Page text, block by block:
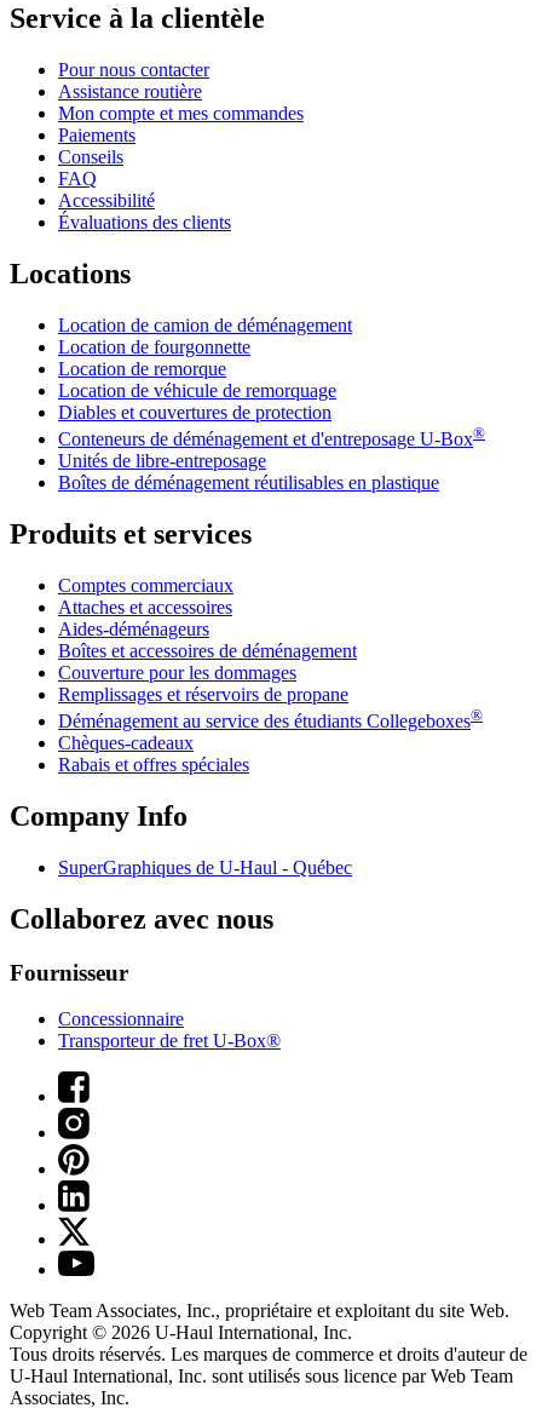
Service à la clientèle
Pour nous contacter
Assistance routière
Mon compte et mes commandes
Paiements
Conseils
FAQ
Accessibilité
Évaluations des clients
Locations
Location de camion de déménagement
Location de fourgonnette
Location de remorque
Location de véhicule de remorquage
Diables et couvertures de protection
Conteneurs de déménagement et d'entreposage U-Box®
Unités de libre-entreposage
Boîtes de déménagement réutilisables en plastique
Produits et services
Comptes commerciaux
Attaches et accessoires
Aides-déménageurs
Boîtes et accessoires de déménagement
Couverture pour les dommages
Remplissages et réservoirs de propane
Déménagement au service des étudiants Collegeboxes®
Chèques-cadeaux
Rabais et offres spéciales
Company Info
SuperGraphiques de U-Haul - Québec
Collaborez avec nous
Fournisseur
Concessionnaire
Transporteur de fret U-Box®
Web Team Associates, Inc., propriétaire et exploitant du site Web.
Copyright © 2026 U-Haul International, Inc.
Tous droits réservés. Les marques de commerce et droits d'auteur de
U-Haul International, Inc. sont utilisés sous licence par Web Team
Associates, Inc.